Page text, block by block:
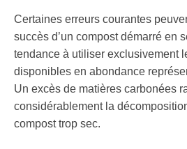
Certaines erreurs courantes
succès d’un compost démarré en
tendance à utiliser exclusivement
disponibles en abondance
Un excès de matières carbonées
considérablement la
compost trop sec.